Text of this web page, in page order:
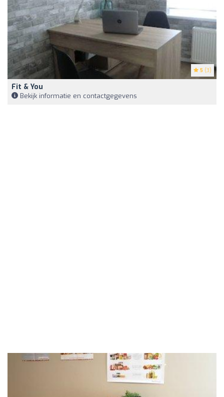
5 (3)
Fit & You
Bekijk informatie en contactgegevens